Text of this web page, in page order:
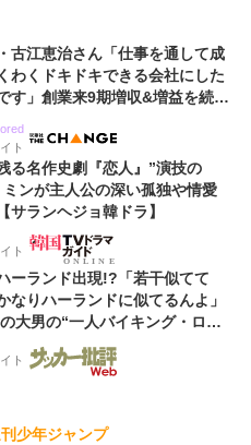
古江恵治さん「仕事を通して成
わくドキドキできる会社にした
す」創業来9期増収&増益を続け
ト
る名作史劇『恋人』”演技の
ンが主人公の深い孤独や情愛
サランヘジョ韓ドラ】
ト
ーランド出現!?「若干似てて
なりハーランドに似てるんよ」
大男の“一人バイキング・ロ
!「元気をもらった」
ト
少年ジャンプ